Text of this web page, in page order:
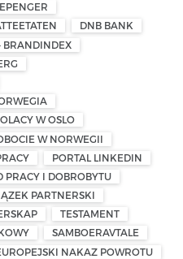
DNB BANK
BRANDINDEX
W OSLO
W NORWEGII
PORTAL LINKEDIN
PRACY I DOBROBYTU
PARTNERSKI
TESTAMENT
SAMBOERAVTALE
NAKAZ POWROTU